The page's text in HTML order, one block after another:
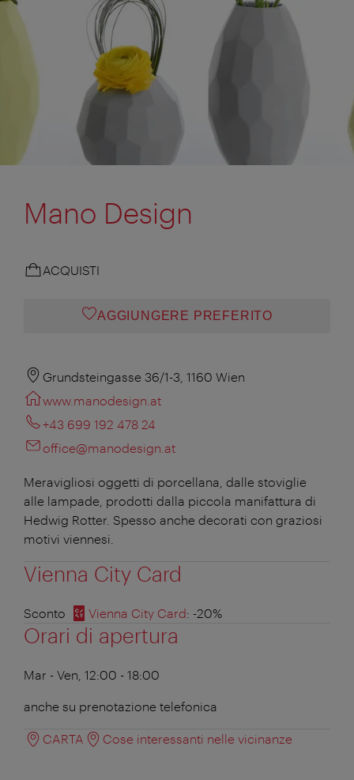
Mano Design
ACQUISTI
AGGIUNGERE PREFERITO
Grundsteingasse 36/1-3, 1160 Wien
www.manodesign.at
+43 699 192 478 24
office@manodesign.at
Meravigliosi oggetti di porcellana, dalle stoviglie
alle lampade, prodotti dalla piccola manifattura di
Hedwig Rotter. Spesso anche decorati con graziosi
motivi viennesi.
Vienna City Card
Sconto Vienna City Card: -20%
Orari di apertura
Mar - Ven, 12:00 - 18:00
anche su prenotazione telefonica
CARTA Cose interessanti nelle vicinanze